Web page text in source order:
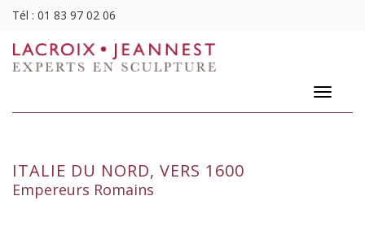
Tél : 01 83 97 02 06
Toggle
ITALIE DU NORD, VERS 1600
Empereurs Romains